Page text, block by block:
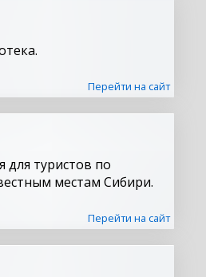
Перейти на сайт
туристов по
местам Сибири.
Перейти на сайт